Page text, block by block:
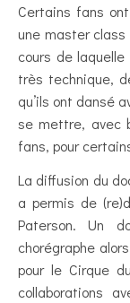
Certains fans
une master class
cours de
très technique,
qu’ils ont dansé
se mettre, avec
fans, pour
La diffusion du
a permis de
Paterson. Un
chorégraphe
pour le Cirque
collaborations